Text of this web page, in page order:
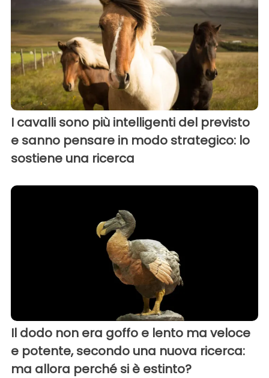
I cavalli sono più intelligenti del previsto
e sanno pensare in modo strategico: lo
sostiene una ricerca
Il dodo non era goffo e lento ma veloce
e potente, secondo una nuova ricerca:
ma allora perché si è estinto?